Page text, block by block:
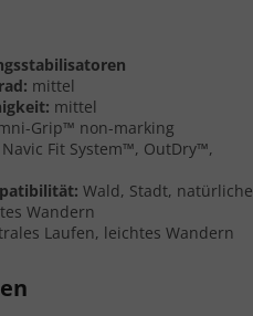
mittel
mittel
Grip™ non-marking
Navic Fit System™, OutDry™,
Wald, Stadt,
Wandern
Laufen, leichtes Wandern